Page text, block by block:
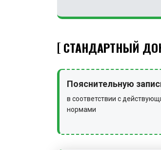
СТАНДАРТНЫЙ
Пояснительную
в соответствии с
нормами